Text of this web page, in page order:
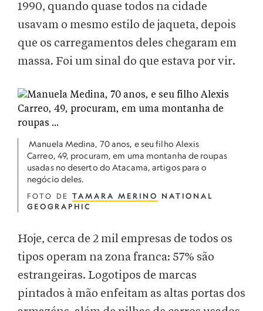
1990, quando quase todos na cidade
usavam o mesmo estilo de jaqueta, depois
que os carregamentos deles chegaram em
massa. Foi um sinal do que estava por vir.
Manuela Medina, 70 anos, e seu filho Alexis
Carreo, 49, procuram, em uma montanha de roupas
usadas no deserto do Atacama, artigos para o
negócio deles.
FOTO DE TAMARA MERINO
NATIONAL
GEOGRAPHIC
Hoje, cerca de 2 mil empresas de todos os
tipos operam na zona franca: 57% são
estrangeiras. Logotipos de marcas
pintados à mão enfeitam as altas portas dos